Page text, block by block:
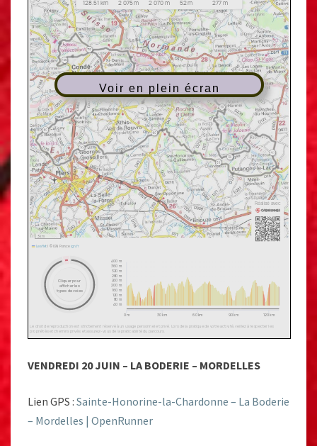
Voir en plein écran
VENDREDI 20 JUIN – LA BODERIE – MORDELLES
Lien GPS : Sainte-Honorine-la-Chardonne – La Boderie
– Mordelles | OpenRunner